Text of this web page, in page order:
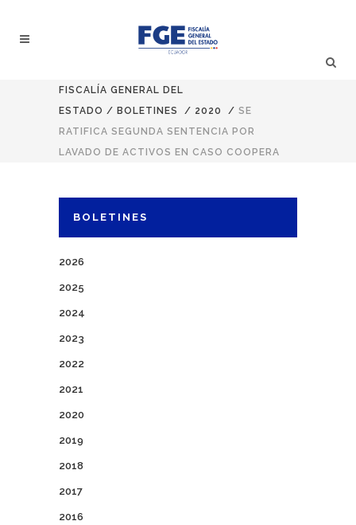
FISCALÍA GENERAL DEL
ESTADO / BOLETINES / 2020 / SE
RATIFICA SEGUNDA SENTENCIA POR
LAVADO DE ACTIVOS EN CASO COOPERA
BOLETINES
2026
2025
2024
2023
2022
2021
2020
2019
2018
2017
2016